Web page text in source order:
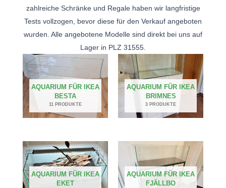
zahlreiche Schränke und Regale haben wir langfristige
Tests vollzogen, bevor diese für den Verkauf angeboten
wurden. Alle angebotene Modelle sind direkt bei uns auf
Lager in PLZ 31555.
AQUARIUM FÜR IKEA
BESTA
11 PRODUKTE
AQUARIUM FÜR IKEA
BRIMNES
3 PRODUKTE
AQUARIUM FÜR IKEA
EKET
AQUARIUM FÜR IKEA
FJÄLLBO